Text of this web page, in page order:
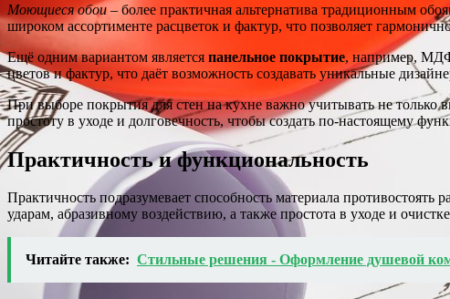
Моющиеся обои – более практичная альтернатива традиционным
широком ассортименте расцветок и фактур, что позволяет
Ещё одним вариантом является панельное покрытие, например,
цветов и фактур, что даёт возможность создавать уникальные
При выборе покрытия для стен на кухне важно учитывать не только
простоту в уходе и долговечность, чтобы создать по-настоящему
Практичность и функциональность
Практичность подразумевает способность материала
ударам, абразивному воздействию, а также простота в уходе и
Читайте также: Стильные решения - Оформление душевой